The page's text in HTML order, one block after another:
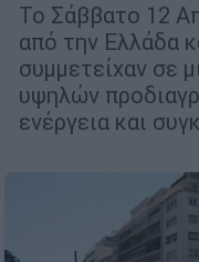
Το Σάββατο 12
από την Ελλάδα
συμμετείχαν σε
υψηλών
ενέργεια και